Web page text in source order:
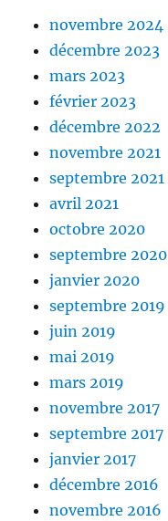
novembre 2024
décembre 2023
mars 2023
février 2023
décembre 2022
novembre 2021
septembre 2021
avril 2021
octobre 2020
septembre 2020
janvier 2020
septembre 2019
juin 2019
mai 2019
mars 2019
novembre 2017
septembre 2017
janvier 2017
décembre 2016
novembre 2016